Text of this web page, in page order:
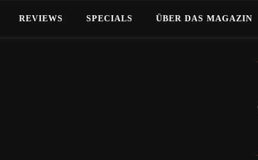
REVIEWS SPECIALS ÜBER DAS MAGAZIN